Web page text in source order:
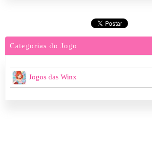
Categorias do Jogo
Jogos das Winx